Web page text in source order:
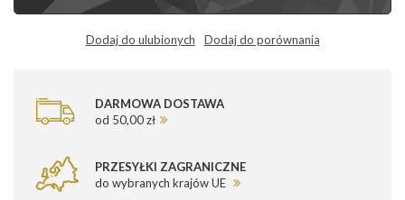
Dodaj do ulubionych Dodaj do porównania
DARMOWA DOSTAWA
od 50,00 zł
PRZESYŁKI ZAGRANICZNE
do wybranych krajów UE